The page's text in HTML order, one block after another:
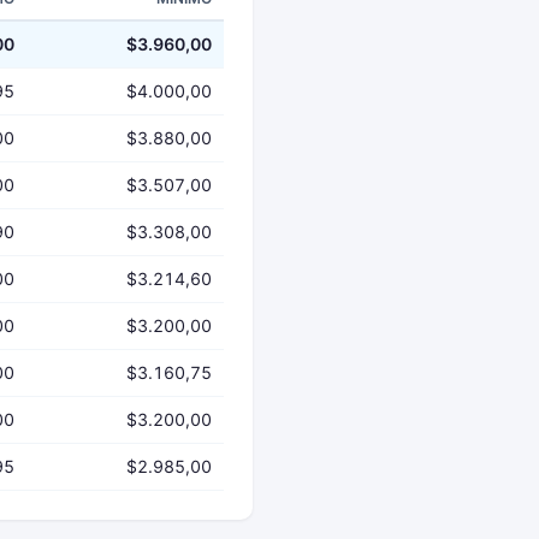
$3.960,00
$4.000,00
$3.880,00
$3.507,00
$3.308,00
$3.214,60
$3.200,00
$3.160,75
$3.200,00
$2.985,00